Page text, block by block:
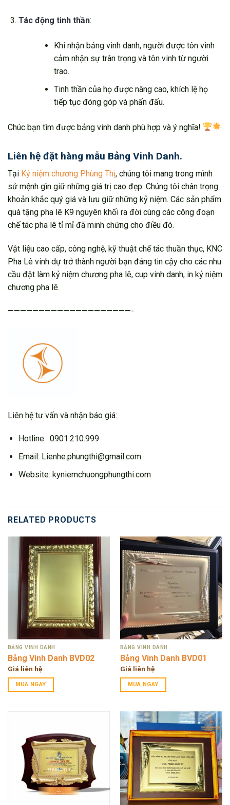
Tác động tinh thần:
Khi nhận bảng vinh danh, người được tôn vinh
cảm nhận sự trân trọng và tôn vinh từ người
trao.
Tinh thần của họ được nâng cao, khích lệ họ
tiếp tục đóng góp và phấn đấu.
Chúc bạn tìm được bảng vinh danh phù hợp và ý nghĩa!
Liên hệ đặt hàng mẫu Bảng Vinh Danh.
Tại Kỷ niệm chương Phùng Thị, chúng tôi mang trong mình
sứ mệnh gìn giữ những giá trị cao đẹp. Chúng tôi chân trọng
khoản khắc quý giá và lưu giữ những kỷ niệm. Các sản phẩm
quà tặng pha lê K9 nguyên khối ra đời cùng các công đoạn
chế tác pha lê tỉ mỉ đã minh chứng cho điều đó.
Vật liệu cao cấp, công nghệ, kỹ thuật chế tác thuần thục, KNC
Pha Lê vinh dự trở thành người bạn đáng tin cậy cho các nhu
cầu đặt làm kỷ niệm chương pha lê, cup vinh danh, in kỷ niệm
chương pha lê.
————————————————————-
Liên hệ tư vấn và nhận báo giá:
Hotline: 0901.210.999
Email: Lienhe.phungthi@gmail.com
Website: kyniemchuongphungthi.com
RELATED PRODUCTS
BẢNG VINH DANH
Bảng Vinh Danh BVD02
Giá liên hệ
MUA NGAY
BẢNG VINH DANH
Bảng Vinh Danh BVD01
Giá liên hệ
MUA NGAY